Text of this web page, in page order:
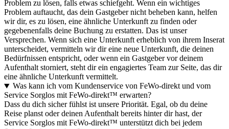
Problem zu lösen, falls etwas schiefgeht. Wenn ein wichtiges
Problem auftaucht, das dein Gastgeber nicht beheben kann, helfen
wir dir, es zu lösen, eine ähnliche Unterkunft zu finden oder
gegebenenfalls deine Buchung zu erstatten. Das ist unser
Versprechen. Wenn sich eine Unterkunft erheblich von ihrem Inserat
unterscheidet, vermitteln wir dir eine neue Unterkunft, die deinen
Bedürfnissen entspricht, oder wenn ein Gastgeber vor deinem
Aufenthalt storniert, steht dir ein engagiertes Team zur Seite, das dir
eine ähnliche Unterkunft vermittelt.
Was kann ich vom Kundenservice von FeWo-direkt und vom
Service Sorglos mit FeWo-direkt™ erwarten?
Dass du dich sicher fühlst ist unsere Priorität. Egal, ob du deine
Reise planst oder deinen Aufenthalt bereits hinter dir hast, der
Service Sorglos mit FeWo-direkt™ unterstützt dich bei jedem